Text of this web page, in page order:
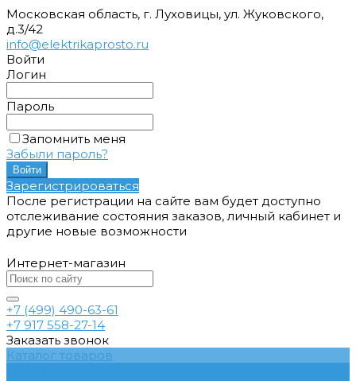
Московская область, г. Луховицы, ул. Жуковского,
д.3/42
info@elektrikaprosto.ru
Войти
Логин
Пароль
Запомнить меня
Забыли пароль?
Зарегистрироваться
После регистрации на сайте вам будет доступно
отслеживание состояния заказов, личный кабинет и
другие новые возможности
Интернет-магазин
+7 (499) 490-63-61
+7 917 558-27-14
Заказать звонок
Каталог товаров